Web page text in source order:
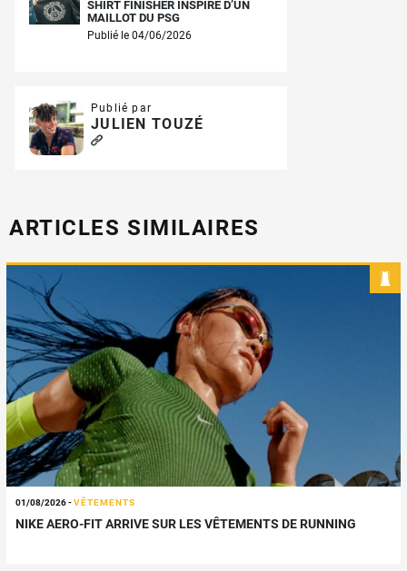
SHIRT FINISHER INSPIRÉ D’UN
MAILLOT DU PSG
Publié le 04/06/2026
Publié par
JULIEN TOUZÉ
ARTICLES SIMILAIRES
01/08/2026-VÊTEMENTS
NIKE AERO-FIT ARRIVE SUR LES VÊTEMENTS DE RUNNING